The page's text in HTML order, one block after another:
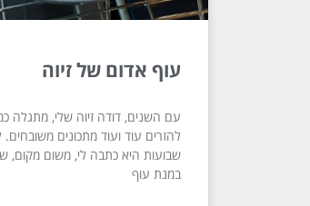
עוף אדום של זיוה
עם השנים, דודה זיוה שלי, מתגלה
להזרים עוד ועוד מתכונים
שבועות היא כתבה לי, משום מקום,
במנת עוף